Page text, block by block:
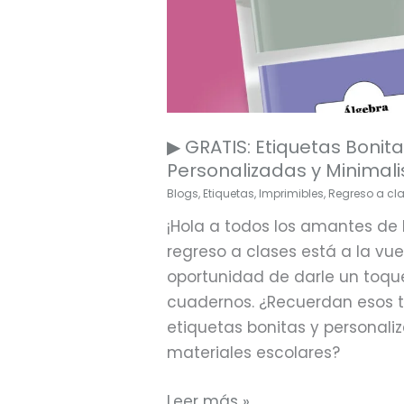
▶ GRATIS: Etiquetas
Personalizadas y
Blogs, Etiquetas, Imprimibles, Regreso a
¡Hola a todos los amantes
regreso a clases está a la
oportunidad de darle un
cuadernos. ¿Recuerdan
etiquetas bonitas y
materiales escolares?